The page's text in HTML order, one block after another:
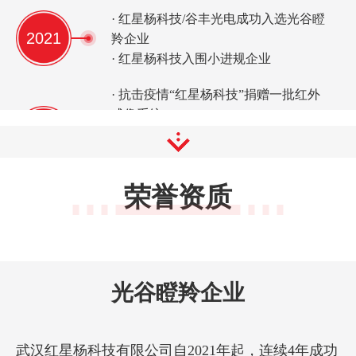
2021
· 红星杨科技/谷丰光电成功入选光谷瞪
羚企业
· 红星杨科技入围小进规企业
· 抗击疫情“红星杨科技”捐赠一批红外
成像系统
· 湖北十堰设立“智能制造生产基地”进
一步扩大产能
· 红星杨科技/谷丰光电相继认定为国家
· 成立三大事业部：光机事业部、光电
荣誉资质
光谷瞪羚企业
武汉红星杨科技有限公司自2021年起，连续4年成功